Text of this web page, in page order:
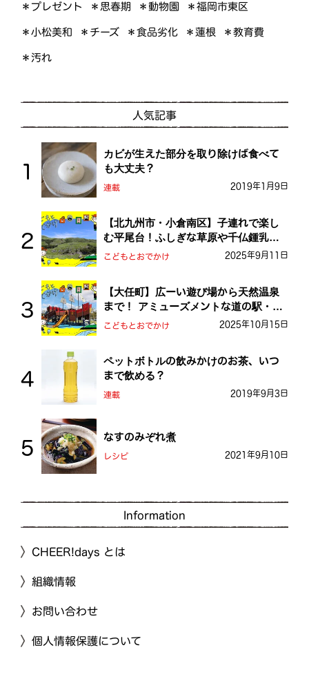
＊プレゼント ＊思春期 ＊動物園 ＊福岡市東区
＊小松美和 ＊チーズ ＊食品劣化 ＊蓮根 ＊教育費
＊汚れ
人気記事
カビが生えた部分を取り除けば食べて
も大丈夫？
連載 2019年1月9日
【北九州市・小倉南区】子連れで楽し
む平尾台！ふしぎな草原や千仏鍾乳洞
を探検しよう！
こどもとおでかけ 2025年9月11日
【大任町】広ーい遊び場から天然温泉
まで！ アミューズメントな道の駅・お
おとう桜街道
こどもとおでかけ 2025年10月15日
ペットボトルの飲みかけのお茶、いつ
まで飲める？
連載 2019年9月3日
なすのみぞれ煮
レシピ 2021年9月10日
Information
CHEER!days とは
組織情報
お問い合わせ
個人情報保護について